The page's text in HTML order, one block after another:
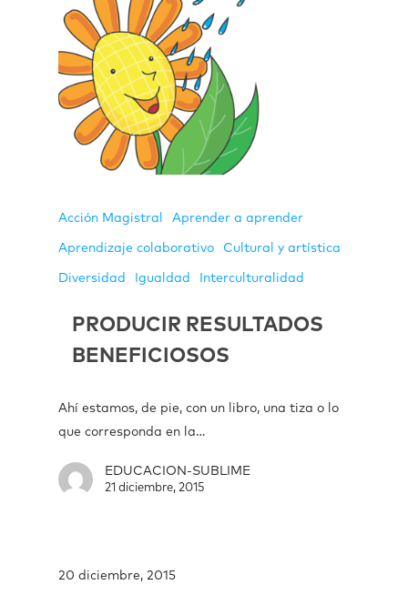
Acción Magistral Aprender a aprender
Aprendizaje colaborativo Cultural y artística
Diversidad Igualdad Interculturalidad
PRODUCIR RESULTADOS
BENEFICIOSOS
Ahí estamos, de pie, con un libro, una tiza o lo
que corresponda en la…
EDUCACION-SUBLIME
21 diciembre, 2015
20 diciembre, 2015